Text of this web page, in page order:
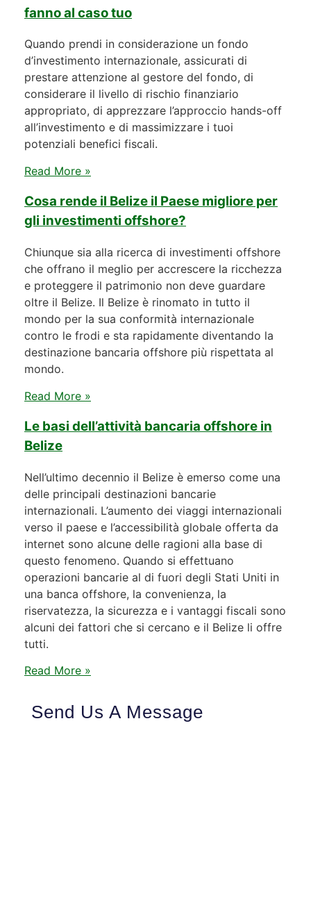
fanno al caso tuo
Quando prendi in considerazione un fondo
d’investimento internazionale, assicurati di
prestare attenzione al gestore del fondo, di
considerare il livello di rischio finanziario
appropriato, di apprezzare l’approccio hands-off
all’investimento e di massimizzare i tuoi
potenziali benefici fiscali.
Read More »
Cosa rende il Belize il Paese migliore per
gli investimenti offshore?
Chiunque sia alla ricerca di investimenti offshore
che offrano il meglio per accrescere la ricchezza
e proteggere il patrimonio non deve guardare
oltre il Belize. Il Belize è rinomato in tutto il
mondo per la sua conformità internazionale
contro le frodi e sta rapidamente diventando la
destinazione bancaria offshore più rispettata al
mondo.
Read More »
Le basi dell’attività bancaria offshore in
Belize
Nell’ultimo decennio il Belize è emerso come una
delle principali destinazioni bancarie
internazionali. L’aumento dei viaggi internazionali
verso il paese e l’accessibilità globale offerta da
internet sono alcune delle ragioni alla base di
questo fenomeno. Quando si effettuano
operazioni bancarie al di fuori degli Stati Uniti in
una banca offshore, la convenienza, la
riservatezza, la sicurezza e i vantaggi fiscali sono
alcuni dei fattori che si cercano e il Belize li offre
tutti.
Read More »
Send Us A Message